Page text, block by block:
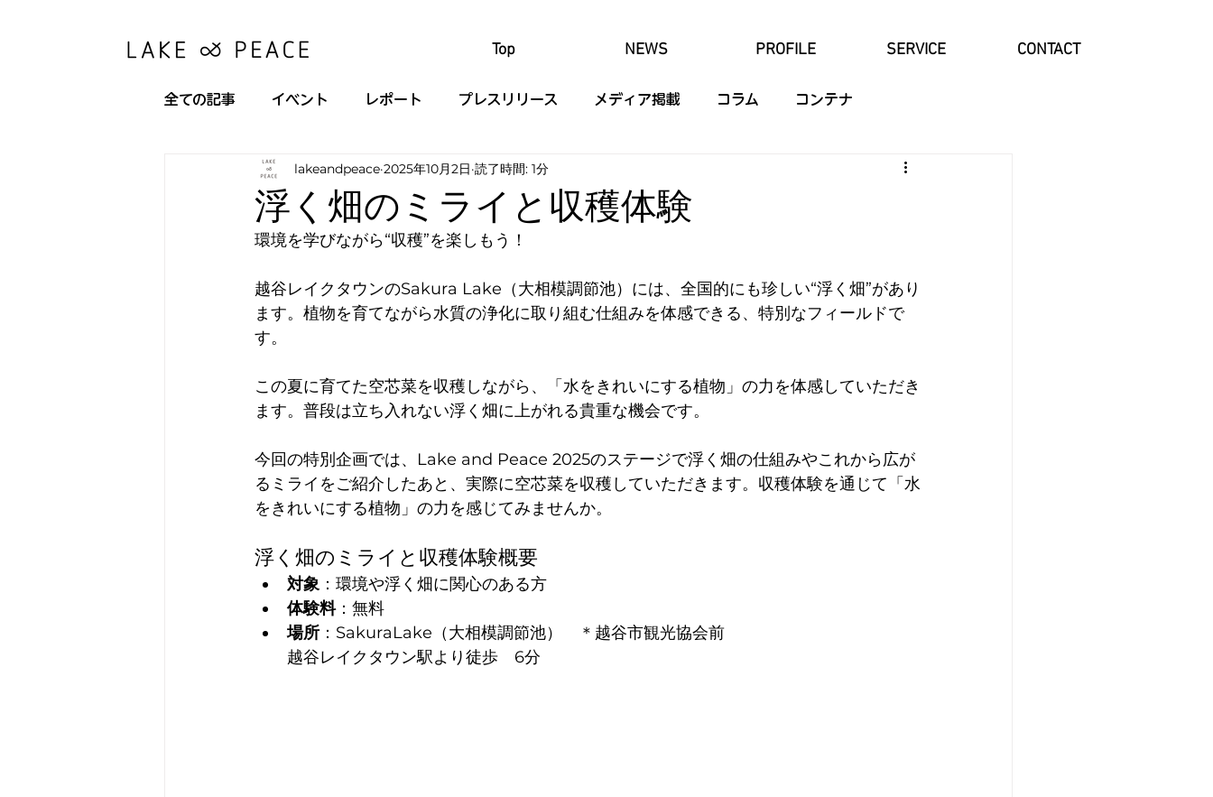
Top NEWS PROFILE SERVICE CONTACT
全ての記事 イベント レポート プレスリリース メディア掲載 コラム コンテナ
浮く畑のミライと収穫体験
lakeandpeace 2025年10月2日 読了時間: 1分
環境を学びながら“収穫”を楽しもう！
越谷レイクタウンのSakura Lake（大相模調節池）には、全国的にも珍しい“浮く畑”があり
ます。植物を育てながら水質の浄化に取り組む仕組みを体感できる、特別なフィールドで
す。
この夏に育てた空芯菜を収穫しながら、「水をきれいにする植物」の力を体感していただき
ます。普段は立ち入れない浮く畑に上がれる貴重な機会です。
今回の特別企画では、Lake and Peace 2025のステージで浮く畑の仕組みやこれから広が
るミライをご紹介したあと、実際に空芯菜を収穫していただきます。収穫体験を通じて「水
をきれいにする植物」の力を感じてみませんか。
浮く畑のミライと収穫体験概要
対象 ：環境や浮く畑に関心のある方
体験料：無料
場所 ：SakuraLake（大相模調節池）　＊越谷市観光協会前
越谷レイクタウン駅より徒歩　6分